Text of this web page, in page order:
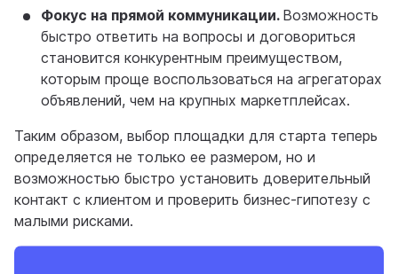
Фокус на прямой коммуникации. Возможность
быстро ответить на вопросы и договориться
становится конкурентным преимуществом,
которым проще воспользоваться на агрегаторах
объявлений, чем на крупных маркетплейсах.
Таким образом, выбор площадки для старта теперь
определяется не только ее размером, но и
возможностью быстро установить доверительный
контакт с клиентом и проверить бизнес-гипотезу с
малыми рисками.